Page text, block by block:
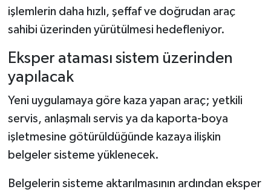
işlemlerin daha hızlı, şeffaf ve doğrudan araç
sahibi üzerinden yürütülmesi hedefleniyor.
Eksper ataması sistem üzerinden
yapılacak
Yeni uygulamaya göre kaza yapan araç; yetkili
servis, anlaşmalı servis ya da kaporta-boya
işletmesine götürüldüğünde kazaya ilişkin
belgeler sisteme yüklenecek.
Belgelerin sisteme aktarılmasının ardından eksper